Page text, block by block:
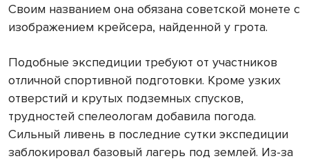
Своим названием она обязана советской монете с
изображением крейсера, найденной у грота.
Подобные экспедиции требуют от участников
отличной спортивной подготовки. Кроме узких
отверстий и крутых подземных спусков,
трудностей спелеологам добавила погода.
Сильный ливень в последние сутки экспедиции
заблокировал базовый лагерь под землей. Из-за